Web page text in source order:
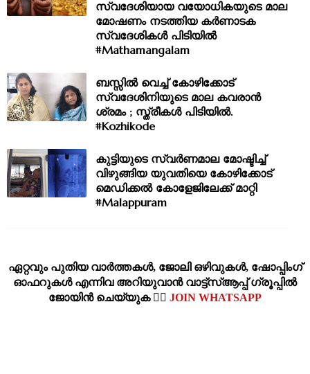
സ്വദേശിയായ വയോധികയുടെ മാല
മോഷണം നടത്തിയ കർണാടക
സ്വദേശികൾ പിടിയിൽ
#Mathamangalam
ബസ്സില്‍ വെച്ച് കോഴിക്കോട്
സ്വദേശിനിയുടെ മാല കവരാന്‍
ശ്രമം ; സ്ത്രീകൾ പിടിയിൽ.
#Kozhikode
കുട്ടിയുടെ സ്വര്‍ണമാല മോഷ്ടിച്ച്
വിഴുങ്ങിയ യുവതിയെ കോഴിക്കോട്
മെഡിക്കൽ കോളേജിലേക്ക് മാറ്റി
#Malappuram
ഏറ്റവും പുതിയ വാര്‍ത്തകള്‍, ജോലി ഒഴിവുകള്‍, ഷോപ്പിംഗ്‌
ഓഫറുകള്‍ എന്നിവ അറിയുവാന്‍ വാട്ട്സ്ആപ്പ് ഗ്രൂപ്പില്‍
ജോയിന്‍ ചെയ്യുക 👉🏽 JOIN WHATSAPP